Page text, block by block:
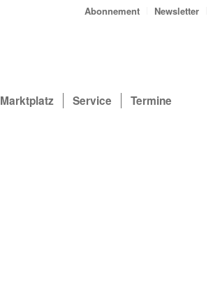
Abonnement Newsletter
Marktplatz Service Termine